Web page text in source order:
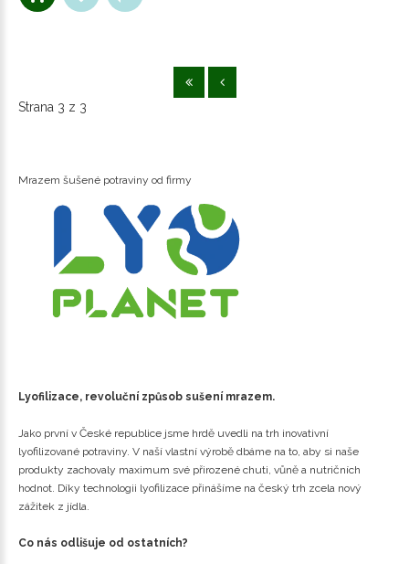
Strana 3 z 3
Mrazem šušené potraviny od firmy
Lyofilizace, revoluční způsob sušení mrazem.
Jako první v České republice jsme hrdě uvedli na trh inovativní
lyofilizované potraviny. V naší vlastní výrobě dbáme na to, aby si naše
produkty zachovaly maximum své přirozené chuti, vůně a nutričních
hodnot. Díky technologii lyofilizace přinášíme na český trh zcela nový
zážitek z jídla.
Co nás odlišuje od ostatních?